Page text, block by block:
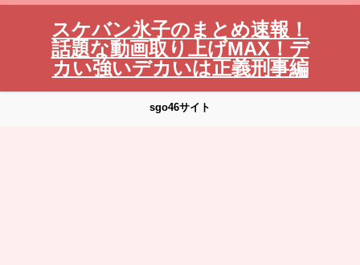
スケバン氷子のまとめ速報！
話題な動画取り上げMAX！デ
カい強いデカいは正義刑事編
sgo46サイト